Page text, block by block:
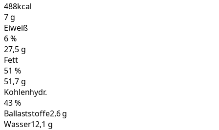
488kcal
7g
Eiweiß
6%
27,5g
Fett
51 %
51,7g
Kohlenhydr.
43%
Ballaststoffe2,6 g
Wasser12,1 g